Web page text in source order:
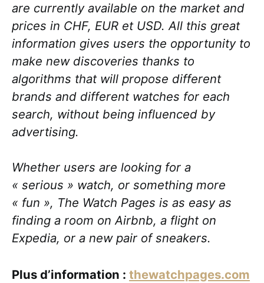
are currently available on the market and
prices in CHF, EUR et USD. All this great
information gives users the opportunity to
make new discoveries thanks to
algorithms that will propose different
brands and different watches for each
search, without being influenced by
advertising.
Whether users are looking for a
« serious » watch, or something more
« fun », The Watch Pages is as easy as
finding a room on Airbnb, a flight on
Expedia, or a new pair of sneakers.
Plus d’information : thewatchpages.com